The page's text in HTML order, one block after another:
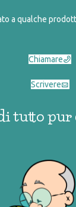
a qualche
Chiamare
Scrivere
tutto
045_0_018